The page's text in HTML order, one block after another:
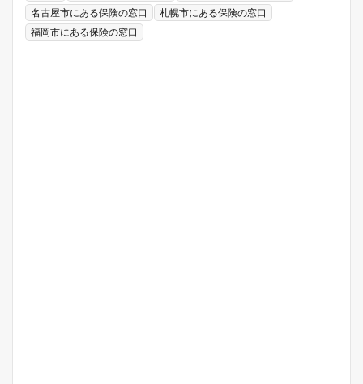
名古屋市にある保険の窓口
札幌市にある保険の窓口
福岡市にある保険の窓口